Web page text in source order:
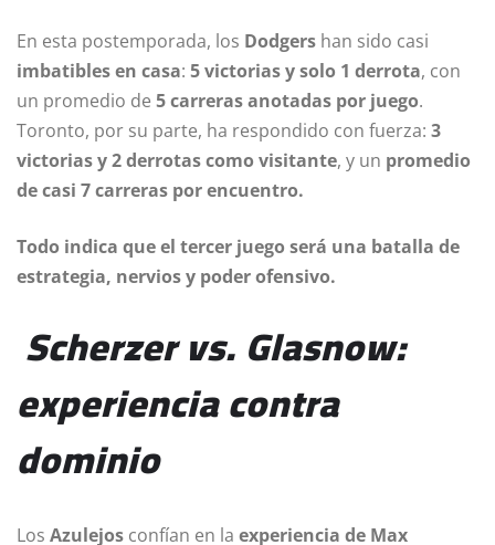
En esta postemporada, los Dodgers han sido casi
imbatibles en casa: 5 victorias y solo 1 derrota, con
un promedio de 5 carreras anotadas por juego.
Toronto, por su parte, ha respondido con fuerza: 3
victorias y 2 derrotas como visitante, y un promedio
de casi 7 carreras por encuentro.
Todo indica que el tercer juego será una batalla de
estrategia, nervios y poder ofensivo.
Scherzer vs. Glasnow:
experiencia contra
dominio
Los Azulejos confían en la experiencia de Max